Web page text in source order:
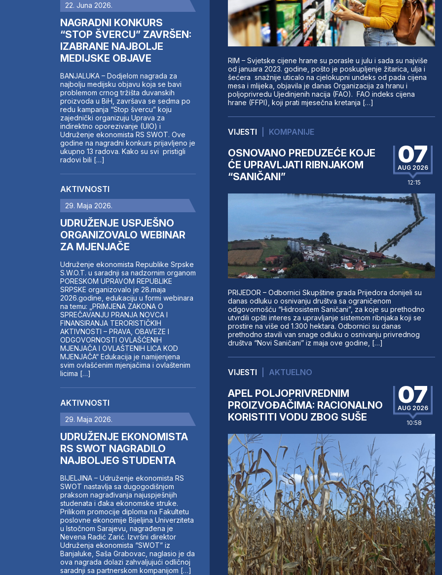
22. Juna 2026.
NAGRADNI KONKURS
“STOP ŠVERCU” ZAVRŠEN:
IZABRANE NAJBOLJE
MEDIJSKE OBJAVE
BANJALUKA – Dodjelom nagrada za
najbolju medijsku objavu koja se bavi
problemom crnog tržišta duvanskih
proizvoda u BiH, završava se sedma po
redu kampanja “Stop švercu” koju
zajednički organizuju Uprava za
indirektno oporezivanje (UIO) i
Udruženje ekonomista RS SWOT. Ove
godine na nagradni konkurs prijavljeno je
ukupno 13 radova. Kako su svi pristigli
radovi bili […]
AKTIVNOSTI
29. Maja 2026.
UDRUŽENJE USPJEŠNO
ORGANIZOVALO WEBINAR
ZA MJENJAČE
Udruženje ekonomista Republike Srpske
S.W.O.T. u saradnji sa nadzornim organom
PORESKOM UPRAVOM REPUBLIKE
SRPSKE organizovalo je 28.maja
2026.godine, edukaciju u formi webinara
na temu: „PRIMJENA ZAKONA O
SPREČAVANJU PRANJA NOVCA I
FINANSIRANJA TERORISTIČKIH
AKTIVNOSTI – PRAVA, OBAVEZE I
ODGOVORNOSTI OVLAŠĆENIH
MJENJAČA I OVLAŠTENIH LICA KOD
MJENJAČA“ Edukacija je namijenjena
svim ovlašćenim mjenjačima i ovlaštenim
licima […]
AKTIVNOSTI
29. Maja 2026.
UDRUŽENJE EKONOMISTA
RS SWOT NAGRADILO
NAJBOLJEG STUDENTA
BIJELJINA – Udruženje ekonomista RS
SWOT nastavlja sa dugogodišnjom
praksom nagrađivanja najuspješnijih
studenata i đaka ekonomske struke.
Prilikom promocije diploma na Fakultetu
poslovne ekonomije Bijeljina Univerziteta
u Istočnom Sarajevu, nagrađena je
Nevena Radić Zarić. Izvršni direktor
Udruženja ekonomista “SWOT” iz
Banjaluke, Saša Grabovac, naglasio je da
ova nagrada dolazi zahvaljujući odličnoj
saradnji sa partnerskom kompanijom […]
RIM – Svjetske cijene hrane su porasle u julu i sada su najviše
od januara 2023. godine, pošto je poskupljenje žitarica, ulja i
šećera snažnije uticalo na cjelokupni undeks od pada cijena
mesa i mlijeka, objavila je danas Organizacija za hranu i
poljoprivredu Ujedinjenih nacija (FAO). FAO indeks cijena
hrane (FFPI), koji prati mjesečna kretanja […]
VIJESTI KOMPANIJE
OSNOVANO PREDUZEĆE KOJE
ĆE UPRAVLJATI RIBNJAKOM
“SANIČANI”
07
AUG 2026
12:15
PRIJEDOR – Odbornici Skupštine grada Prijedora donijeli su
danas odluku o osnivanju društva sa ograničenom
odgovornošću “Hidrosistem Saničani”, za koje su prethodno
utvrdili opšti interes za upravljanje sistemom ribnjaka koji se
prostire na više od 1.300 hektara. Odbornici su danas
prethodno stavili van snage odluku o osnivanju privrednog
društva “Novi Saničani” iz maja ove godine, […]
VIJESTI AKTUELNO
APEL POLJOPRIVREDNIM
PROIZVOĐAČIMA: RACIONALNO
KORISTITI VODU ZBOG SUŠE
07
AUG 2026
10:58